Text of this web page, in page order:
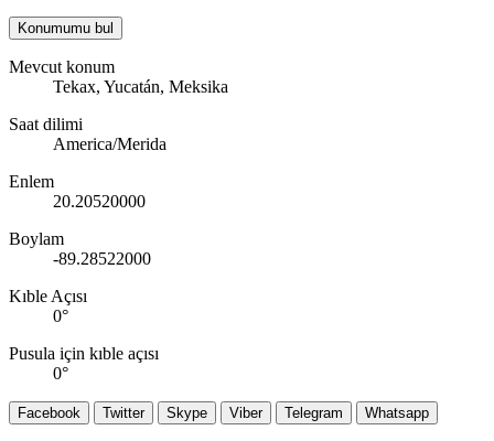
Konumumu bul
Mevcut konum
Tekax, Yucatán, Meksika
Saat dilimi
America/Merida
Enlem
20.20520000
Boylam
-89.28522000
Kıble Açısı
0°
Pusula için kıble açısı
0°
Facebook Twitter Skype Viber Telegram Whatsapp